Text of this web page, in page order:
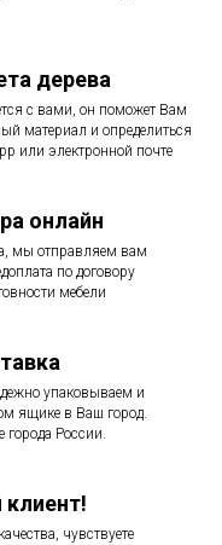
дерева
с вами, он поможет Вам
материал и определиться
или электронной почте
онлайн
мы отправляем вам
по договору
мебели
упаковываем и
ящике в Ваш город.
города России.
чувствуете